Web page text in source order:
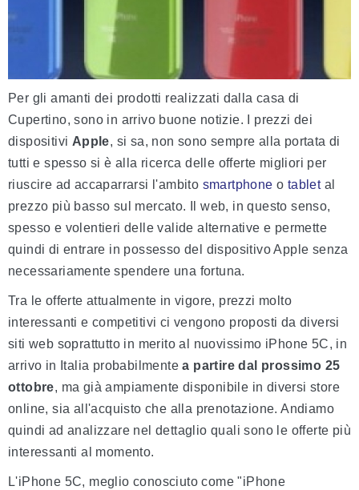
Per gli amanti dei prodotti realizzati dalla casa di
Cupertino, sono in arrivo buone notizie. I prezzi dei
dispositivi Apple, si sa, non sono sempre alla portata di
tutti e spesso si è alla ricerca delle offerte migliori per
riuscire ad accaparrarsi l'ambito smartphone o tabletal
prezzo più basso sul mercato. Il web, in questo senso,
spesso e volentieri delle valide alternative e permette
quindi di entrare in possesso del dispositivo Apple senza
necessariamente spendere una fortuna.
Tra le offerte attualmente in vigore, prezzi molto
interessanti e competitivi ci vengono proposti da diversi
siti web soprattutto in merito al nuovissimo iPhone 5C, in
arrivo in Italia probabilmentea partire dal prossimo 25
ottobre, ma già ampiamente disponibile in diversi store
online, sia all'acquisto che alla prenotazione. Andiamo
quindi ad analizzare nel dettaglio quali sono le offerte più
interessanti al momento.
L'iPhone 5C, meglio conosciuto come "iPhone